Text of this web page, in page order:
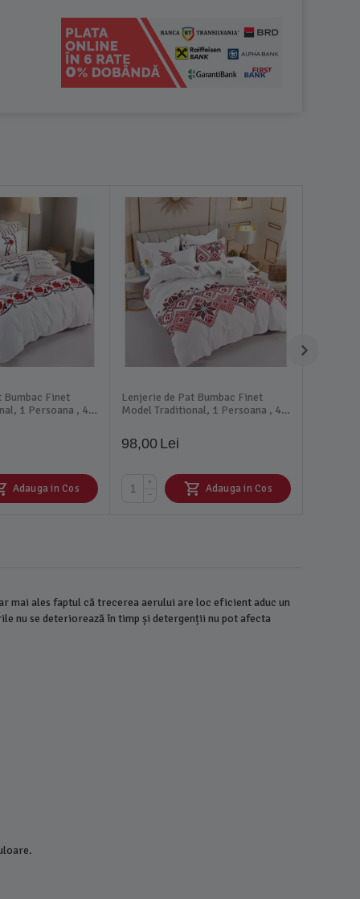
Bumbac Finet
1 Persoana , 4
Adauga in Cos
Lenjerie de Pat Bumbac Finet
Model Traditional, 1 Persoana , 4
98,00 Lei
+
−
Adauga in Cos
mai ales faptul că trecerea aerului are loc eficient aduc un
nu se deteriorează în timp și detergenții nu pot afecta